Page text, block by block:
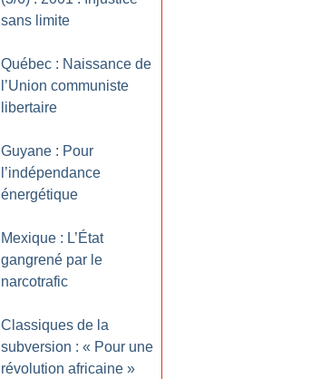
sans limite
Québec : Naissance de
l’Union communiste
libertaire
Guyane : Pour
l’indépendance
énergétique
Mexique : L’État
gangrené par le
narcotrafic
Classiques de la
subversion : « Pour une
révolution africaine »